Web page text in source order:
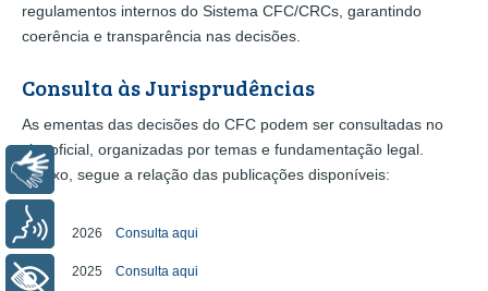
regulamentos internos do Sistema CFC/CRCs, garantindo
coerência e transparência nas decisões.
Consulta às Jurisprudências
As ementas das decisões do CFC podem ser consultadas no
site oficial, organizadas por temas e fundamentação legal.
Abaixo, segue a relação das publicações disponíveis:
2026 Consulta aqui
2025 Consulta aqui
Libras
Voz
+ Acessibilidade